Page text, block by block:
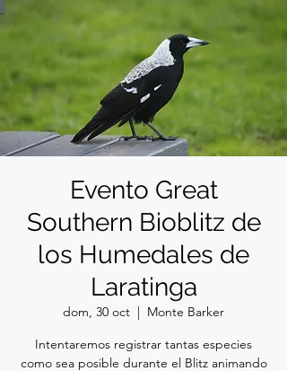
Evento Great
Southern Bioblitz de
los Humedales de
Laratinga
dom, 30 oct
  |
Monte Barker
Intentaremos registrar tantas especies
como sea posible durante el Blitz animando